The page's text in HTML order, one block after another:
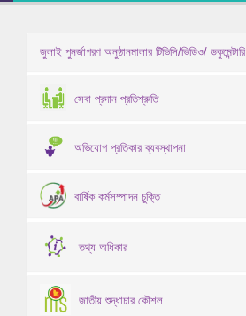
জুলাই পুনর্জাগরণ অনুষ্ঠানমালার টিভিসি/ভিডিও/ ডকুমেন্টারি
সেবা প্রদান প্রতিশ্রুতি
অভিযোগ প্রতিকার ব্যবস্থাপনা
বার্ষিক কর্মসম্পাদন চুক্তি
তথ্য অধিকার
জাতীয় শুদ্ধাচার কৌশল